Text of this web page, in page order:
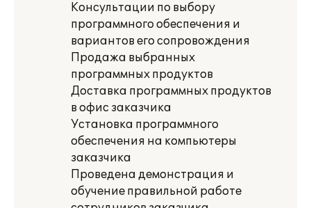
Консультации по выбору
программного обеспечения и
вариантов его сопровождения
Продажа выбранных
программных продуктов
Доставка программных продуктов
в офис заказчика
Установка программного
обеспечения на компьютеры
заказчика
Проведена демонстрация и
обучение правильной работе